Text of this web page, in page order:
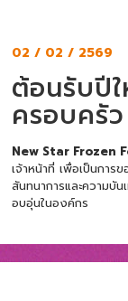
02 / 02 / 2569
ต้อนรับปี
ครอบครั
New Star Frozen
เจ้าหน้าที่ เพื่อเป็นกา
สันทนาการและความบั
อบอุ่นในองค์กร